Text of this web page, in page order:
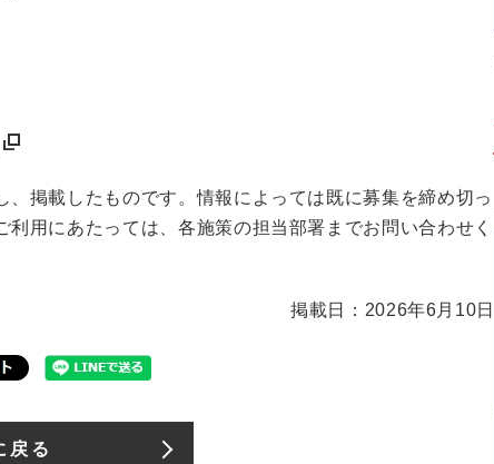
掲載したものです。情報によっては既に募集を締め切っ
用にあたっては、各施策の担当部署までお問い合わせく
掲載日：2026年6月10日
戻る